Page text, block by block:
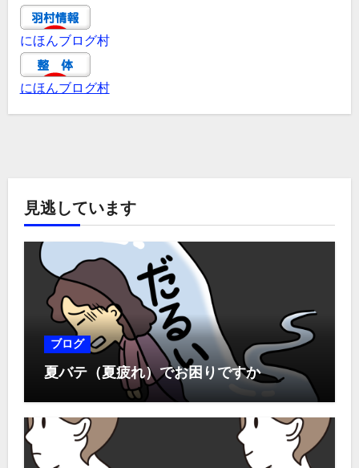
にほんブログ村
にほんブログ村
見逃しています
ブログ
夏バテ（夏疲れ）でお困りですか